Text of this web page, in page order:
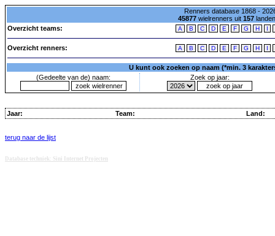
Renners database 1868 -
45877wielrenners uit 157
Overzicht teams:
A B C D E F G H I
Overzicht renners: A B C D E F G H I
U kunt ook zoeken op naam (*min. 3
(Gedeelte van de) naam:
Zoek op jaar:
Jaar: Team: Land:
terug naar de lijst
Database techniek: Sini Internet Projecten